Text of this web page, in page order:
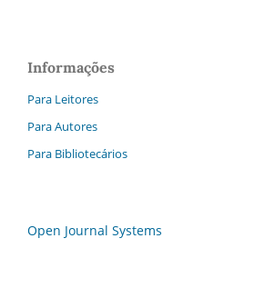
Informações
Para Leitores
Para Autores
Para Bibliotecários
Open Journal Systems